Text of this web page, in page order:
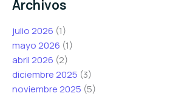
e
e
c
t
r
ó
i
c
o
C
e
e
c
t
r
Archivos
julio 2026 (1)
mayo 2026 (1)
abril 2026 (2)
diciembre 2025 (3)
noviembre 2025 (5)